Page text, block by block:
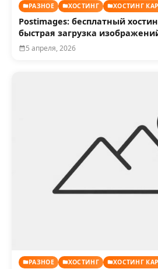
РАЗНОЕ ХОСТИНГ ХОСТИНГ
Postimages: бесплатный
быстрая загрузка
5 апреля, 2026
РАЗНОЕ ХОСТИНГ ХОСТИНГ